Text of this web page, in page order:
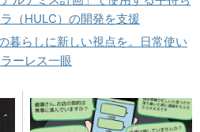
（HULC）の開発を支援
暮らしに新しい視点を。日常使い
ーレス一眼